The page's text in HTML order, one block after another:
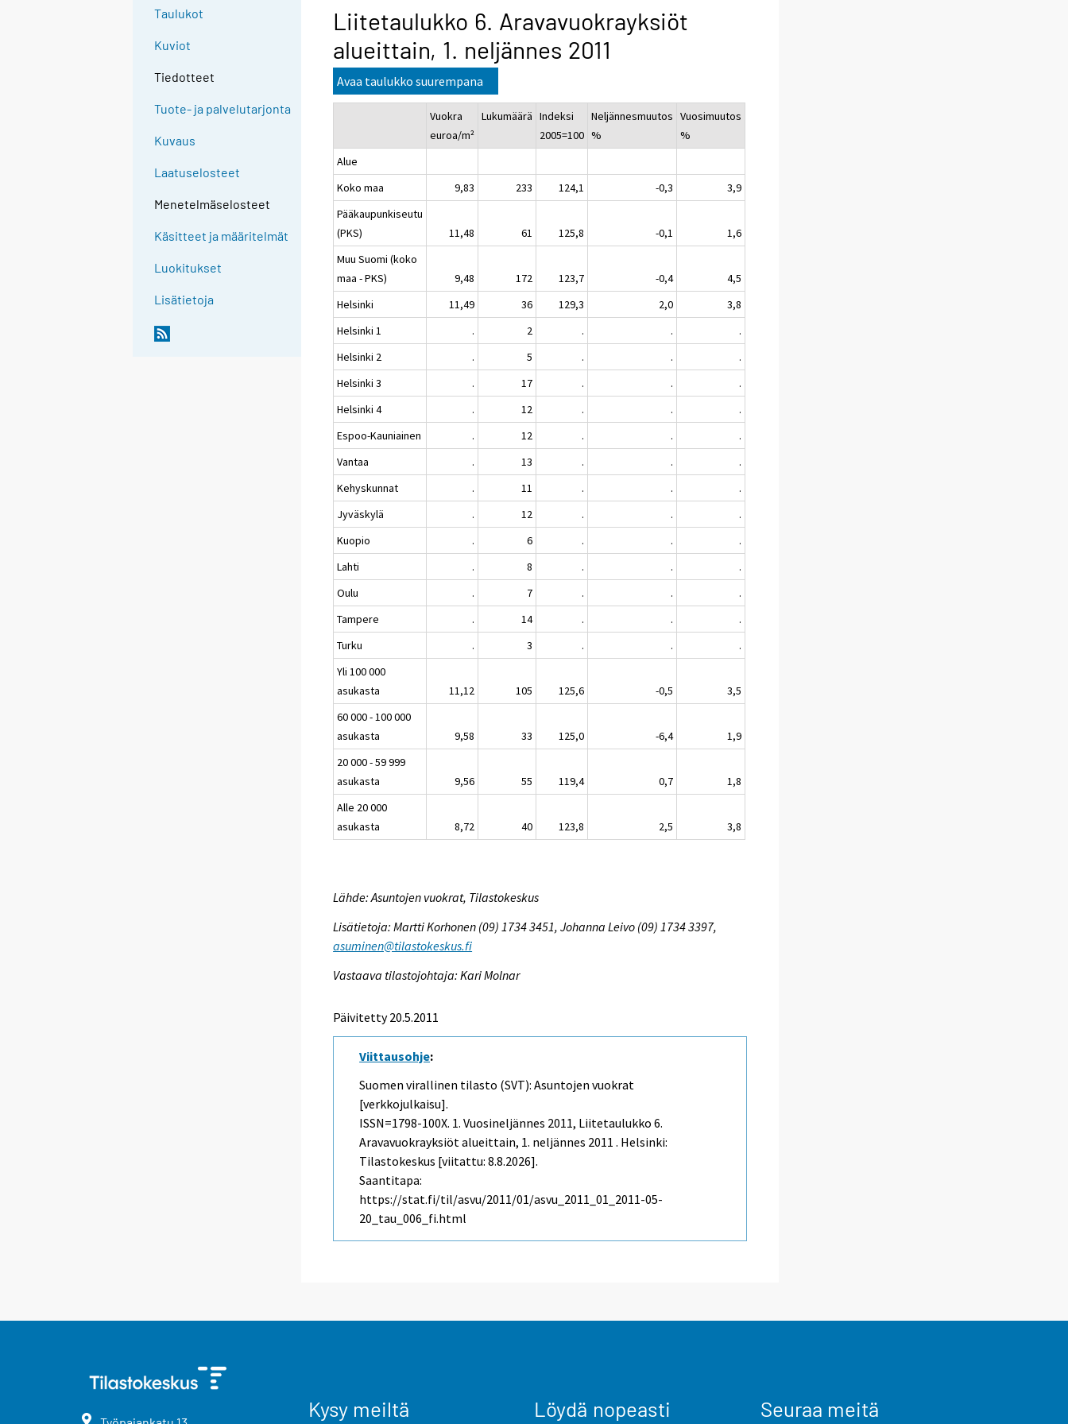
Taulukot
Kuviot
Tiedotteet
Tuote- ja palvelutarjonta
Kuvaus
Laatuselosteet
Menetelmäselosteet
Käsitteet ja määritelmät
Luokitukset
Lisätietoja
Liitetaulukko 6. Aravavuokrayksiöt
alueittain, 1. neljännes 2011
Avaa taulukko suurempana
Vuokra
euroa/m²
Lukumäärä Indeksi
2005=100
Neljännesmuutos
%
Vuosimuutos
%
Alue
Koko maa
9,83 233 124,1 -0,3
3,9
Pääkaupunkiseutu
(PKS)
11,48 61 125,8 -0,1
1,6
Muu Suomi (koko
maa - PKS)
9,48 172 123,7 -0,4
4,5
Helsinki
11,49 36 129,3 2,0
3,8
Helsinki 1
. 2 . .
.
Helsinki 2
. 5 . .
.
Helsinki 3
. 17 . .
.
Helsinki 4
. 12 . .
.
Espoo-Kauniainen
. 12 . .
.
Vantaa
. 13 . .
.
Kehyskunnat
. 11 . .
.
Jyväskylä
. 12 . .
.
Kuopio
. 6 . .
.
Lahti
. 8 . .
.
Oulu
. 7 . .
.
Tampere
. 14 . .
.
Turku
. 3 . .
.
Yli 100 000
asukasta
11,12 105 125,6 -0,5
3,5
60 000 - 100 000
asukasta
9,58 33 125,0 -6,4
1,9
20 000 - 59 999
asukasta
9,56 55 119,4 0,7
1,8
Alle 20 000
asukasta
8,72 40 123,8 2,5 3,8
Lähde: Asuntojen vuokrat, Tilastokeskus
Lisätietoja: Martti Korhonen (09) 1734 3451, Johanna Leivo (09) 1734 3397,
asuminen@tilastokeskus.fi
Vastaava tilastojohtaja: Kari Molnar
Päivitetty 20.5.2011
Viittausohje:
Suomen virallinen tilasto (SVT): Asuntojen vuokrat
[verkkojulkaisu].
ISSN=1798-100X. 1. Vuosineljännes 2011, Liitetaulukko 6.
Aravavuokrayksiöt alueittain, 1. neljännes 2011 . Helsinki:
Tilastokeskus [viitattu: 8.8.2026].
Saantitapa:
https://stat.fi/til/asvu/2011/01/asvu_2011_01_2011-05-
20_tau_006_fi.html
Kysy meiltä Löydä nopeasti Seuraa meitä